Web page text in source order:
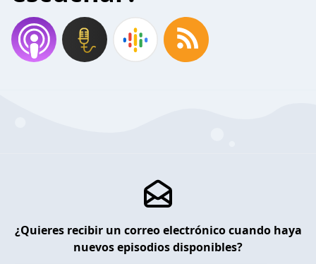
¿Quieres recibir un correo electrónico cuando haya
nuevos episodios disponibles?